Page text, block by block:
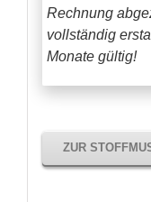
Rechnung
vollständig
Monate gültig!
ZUR